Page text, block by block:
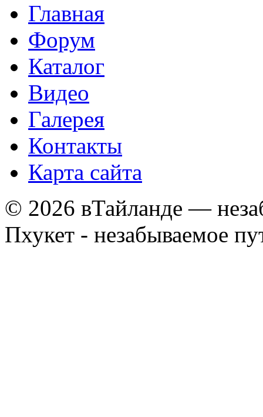
Главная
Форум
Каталог
Видео
Галерея
Контакты
Карта сайта
© 2026 вТайланде —
Пхукет - незабываемое